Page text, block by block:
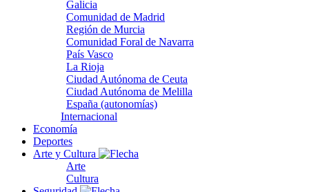
Galicia
Comunidad de Madrid
Región de Murcia
Comunidad Foral de Navarra
País Vasco
La Rioja
Ciudad Autónoma de Ceuta
Ciudad Autónoma de Melilla
España (autonomías)
Internacional
Economía
Deportes
Arte y Cultura
Arte
Cultura